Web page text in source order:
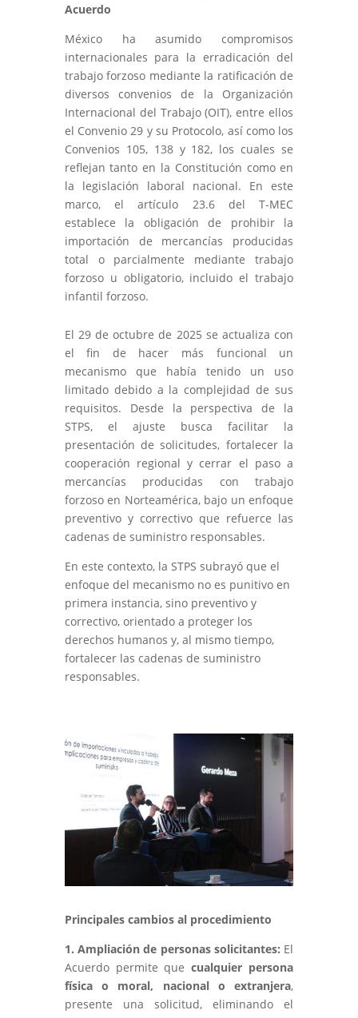
Acuerdo
México ha asumido compromisos
internacionales para la erradicación del
trabajo forzoso mediante la ratificación de
diversos convenios de la Organización
Internacional del Trabajo (OIT), entre ellos
el Convenio 29 y su Protocolo, así como los
Convenios 105, 138 y 182, los cuales se
reflejan tanto en la Constitución como en
la legislación laboral nacional. En este
marco, el artículo 23.6 del T-MEC
establece la obligación de prohibir la
importación de mercancías producidas
total o parcialmente mediante trabajo
forzoso u obligatorio, incluido el trabajo
infantil forzoso.
El 29 de octubre de 2025 se actualiza con
el fin de hacer más funcional un
mecanismo que había tenido un uso
limitado debido a la complejidad de sus
requisitos. Desde la perspectiva de la
STPS, el ajuste busca facilitar la
presentación de solicitudes, fortalecer la
cooperación regional y cerrar el paso a
mercancías producidas con trabajo
forzoso en Norteamérica, bajo un enfoque
preventivo y correctivo que refuerce las
cadenas de suministro responsables.
En este contexto, la STPS subrayó que el
enfoque del mecanismo no es punitivo en
primera instancia, sino preventivo y
correctivo, orientado a proteger los
derechos humanos y, al mismo tiempo,
fortalecer las cadenas de suministro
responsables.
Principales cambios al procedimiento
1. Ampliación de personas solicitantes: El
Acuerdo permite quecualquier persona
física o moral, nacional o extranjera,
presente una solicitud, eliminando el